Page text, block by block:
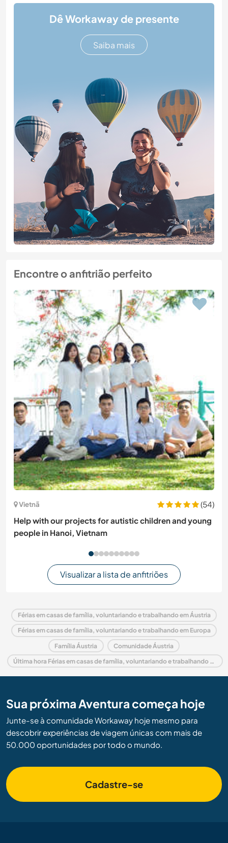
Dê Workaway de presente
Saiba mais
Encontre o anfitrião perfeito
Vietnã
(54)
Help with our projects for autistic children and young
people in Hanoi, Vietnam
Visualizar a lista de anfitriões
Férias em casas de família, voluntariando e trabalhando em Áustria
Férias em casas de família, voluntariando e trabalhando em Europa
Família Áustria Comunidade Áustria
Última hora Férias em casas de família, voluntariando e trabalhando em Áustria
Sua próxima Aventura começa hoje
Junte-se à comunidade Workaway hoje mesmo para
descobrir experiências de viagem únicas com mais de
50.000 oportunidades por todo o mundo.
Cadastre-se